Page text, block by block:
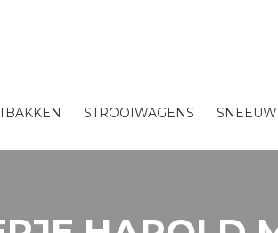
STROOIWAGENS